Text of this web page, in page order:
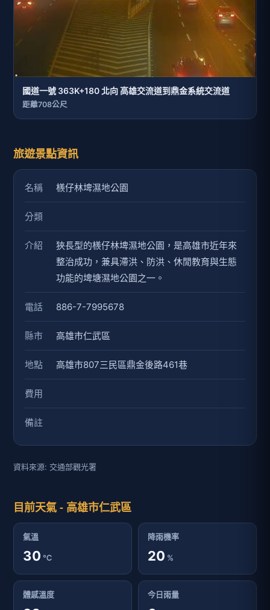
國道一號 363K+180 北向 高雄交流道到鼎金系統交流道
距離708公尺
旅遊景點資訊
名稱 檨仔林埤濕地公園
分類
介紹
狹長型的檨仔林埤濕地公園，是高雄市近年來
整治成功，兼具滯洪、防洪、休閒教育與生態
功能的埤塘濕地公園之一。
電話 886-7-7995678
縣市 高雄市仁武區
地點 高雄市807三民區鼎金後路461巷
費用
備註
資料來源: 交通部觀光署
目前天氣 - 高雄市仁武區
氣溫
30 ℃
降雨機率
20 %
體感溫度 今日雨量